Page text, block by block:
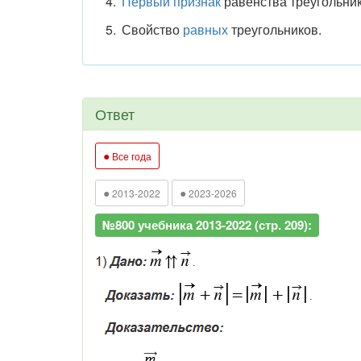
Свойство равныхтреугольников.
Ответ
● Все года
● 2013-2022 ● 2023-2026
№800 учебника 2013-2022 (стр. 209):